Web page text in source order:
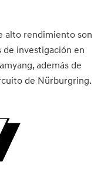
alto rendimiento son
investigación en
además de
de Nürburgring.